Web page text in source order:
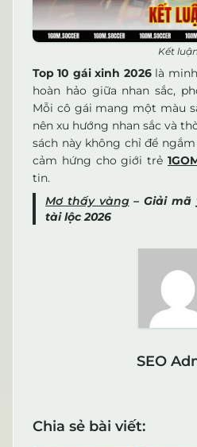
Kết
Top 10 gái xinh 2026là
hoàn hảo giữa nhan sắc,
Mỗi cô gái mang một màu
nên xu hướng nhan sắc và
sách này không chỉ để
cảm hứng cho giới trẻ
tin.
Mơ thấy vàng– Giải mã
tài lộc 2026
SEO
Chia sẻ bài viết: